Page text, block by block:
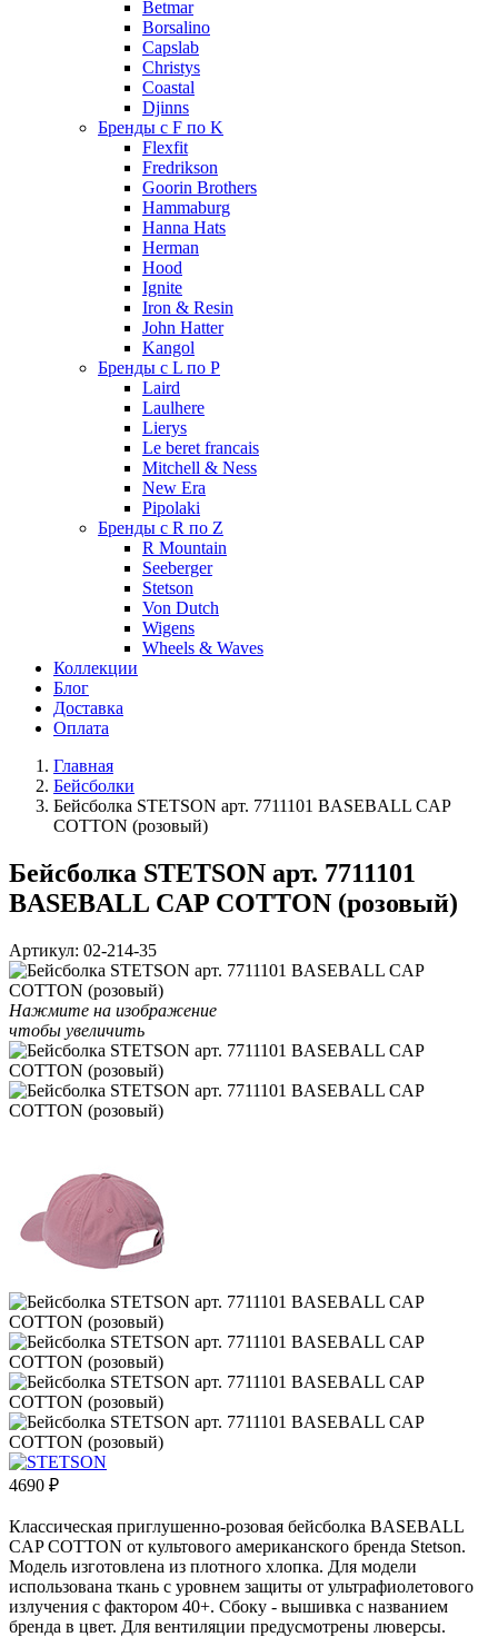
Betmar
Borsalino
Capslab
Christys
Coastal
Djinns
Бренды с F по K
Flexfit
Fredrikson
Goorin Brothers
Hammaburg
Hanna Hats
Herman
Hood
Ignite
Iron & Resin
John Hatter
Kangol
Бренды с L по P
Laird
Laulhere
Lierys
Le beret francais
Mitchell & Ness
New Era
Pipolaki
Бренды с R по Z
R Mountain
Seeberger
Stetson
Von Dutch
Wigens
Wheels & Waves
Коллекции
Блог
Доставка
Оплата
Главная
Бейсболки
Бейсболка STETSON арт. 7711101 BASEBALL CAP
COTTON (розовый)
Бейсболка STETSON арт. 7711101
BASEBALL CAP COTTON (розовый)
Артикул: 02-214-35
Нажмите на изображение
чтобы увеличить
4690 ₽
Классическая приглушенно-розовая бейсболка BASEBALL
CAP COTTON от культового американского бренда Stetson.
Модель изготовлена из плотного хлопка. Для модели
использована ткань с уровнем защиты от ультрафиолетового
излучения с фактором 40+. Сбоку - вышивка с названием
бренда в цвет. Для вентиляции предусмотрены люверсы.